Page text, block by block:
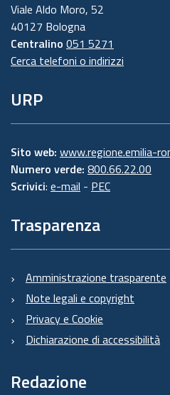
Viale Aldo Moro, 52
40127 Bologna
Centralino 051 5271
Cerca telefoni o indirizzi
URP
Sito web: www.regione.emilia-
Numero verde: 800.66.22.00
Scrivici: e-mail - PEC
Trasparenza
Amministrazione trasparente
Note legali e copyright
Privacy e Cookie
Dichiarazione di accessibilità
Redazione